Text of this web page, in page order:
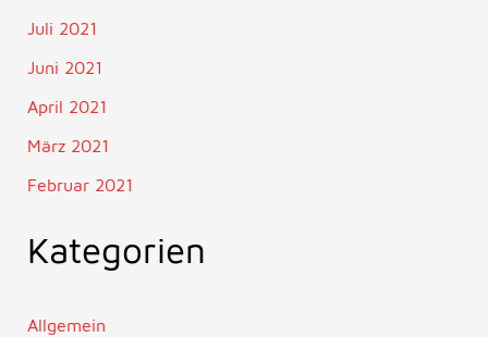
Juli 2021
Juni 2021
April 2021
März 2021
Februar 2021
Kategorien
Allgemein